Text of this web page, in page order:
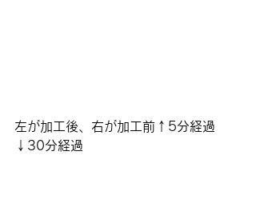
左が加工後、右が加工前↑5分経過
↓30分経過